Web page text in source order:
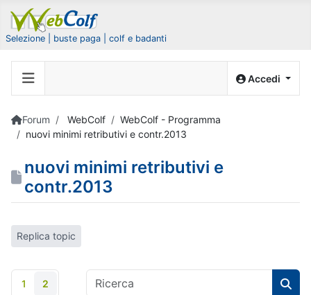
Selezione | buste paga | colf e badanti
Accedi
Forum WebColf
WebColf - Programma
nuovi minimi retributivi e contr.2013
nuovi minimi retributivi e
contr.2013
Replica topic
1 2